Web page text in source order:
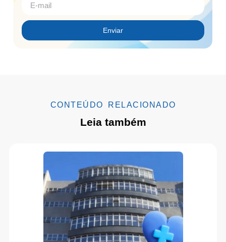
Enviar
CONTEÚDO RELACIONADO
Leia também